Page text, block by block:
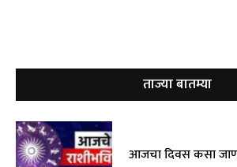
ताज्या बातम्या
आजचा दिवस कसा